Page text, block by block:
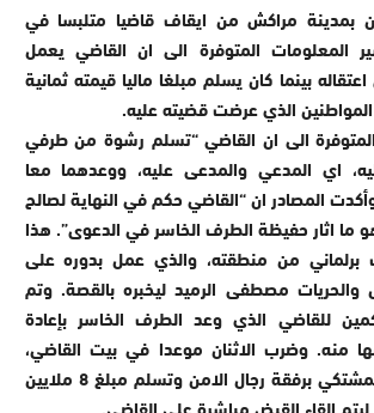
بمدينة مراكش من ايقاف قاضيا متلبسا في
المعلومات المتوفرة الى ان القاضي يعمل
بينما كان يسلم مبلغا ماليا قيمته ثمانية
الذي عرضت قضيته عليه.
الى ان القاضي “تسلم رشوة من طرفي
اي المدعي والمدعى عليه، ووعدهما معا
المصادر ان “القاضي حكم في النهاية لصالح
اثار حفيظة الطرف الخاسر في الدعوى”. هذا
برلماني من منطقته، والذي عمل بدوره على
والحريات مصطفى الرميد ليخبره بالقصة. وتم
للقاضي الذي وعد الطرف الخاسر بإعادة
منه. وضرب الاثنان موعدا في بيت القاضي،
حيث حضر الطرف المشتكي برفقة رجال الامن وتسلم مبلغ 8 ملايين